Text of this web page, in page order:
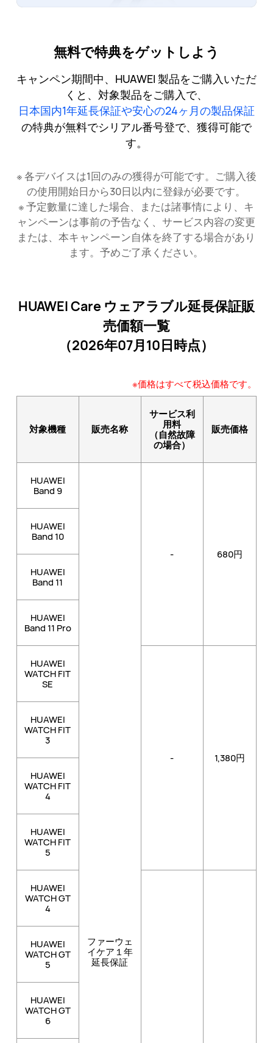
無料で特典をゲットしよう
キャンペン期間中、HUAWEI 製品をご購入いただ
くと、対象製品をご購入で、
日本国内1年延長保証や安心の24ヶ月の製品保証
の特典が無料でシリアル番号登で、獲得可能で
す。
※ 各デバイスは1回のみの獲得が可能です。ご購入後
の使用開始日から30日以内に登録が必要です。
※ 予定數量に達した場合、または諸事情により、キ
ャンペーンは事前の予告なく、サービス内容の変更
または、本キャンペーン自体を終了する場合があり
ます。予めご了承ください。
HUAWEI Care ウェアラブル延長保証販
売価額一覧
（2026年07月10日時点）
※価格はすべて税込価格です。
対象機種 販売名称
サービス利
用料
（自然故障
の場合）
販売価格
HUAWEI
Band 9
ファーウェ
イケア１年
延長保証
- 680円
HUAWEI
Band 10
HUAWEI
Band 11
HUAWEI
Band 11 Pro
HUAWEI
WATCH FIT
SE
- 1,380円
HUAWEI
WATCH FIT
3
HUAWEI
WATCH FIT
4
HUAWEI
WATCH FIT
5
HUAWEI
WATCH GT
4
HUAWEI
WATCH GT
5
HUAWEI
WATCH GT
6